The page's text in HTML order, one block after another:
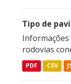
Tipo de
rodovias
PDF CSV